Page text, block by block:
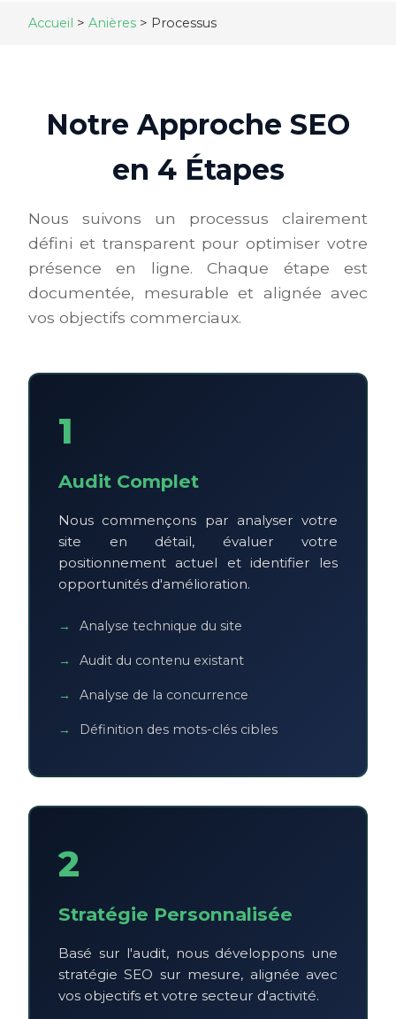
Accueil > Anières > Processus
Notre Approche SEO
en 4 Étapes
Nous suivons un processus clairement
défini et transparent pour optimiser votre
présence en ligne. Chaque étape est
documentée, mesurable et alignée avec
vos objectifs commerciaux.
1
Audit Complet
Nous commençons par analyser votre
site en détail, évaluer votre
positionnement actuel et identifier les
opportunités d'amélioration.
Analyse technique du site
Audit du contenu existant
Analyse de la concurrence
Définition des mots-clés cibles
2
Stratégie Personnalisée
Basé sur l'audit, nous développons une
stratégie SEO sur mesure, alignée avec
vos objectifs et votre secteur d'activité.